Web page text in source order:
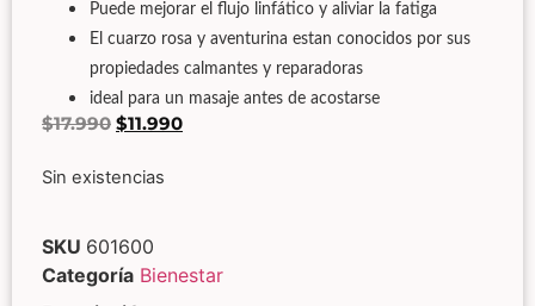
Puede mejorar el flujo linfático y aliviar la fatiga
El cuarzo rosa y aventurina estan conocidos por sus
propiedades calmantes y reparadoras
ideal para un masaje antes de acostarse
$17.990 $11.990
Sin existencias
SKU 601600
Categoría Bienestar